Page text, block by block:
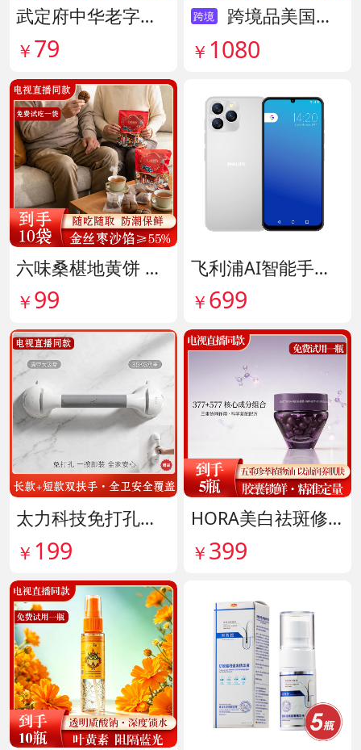
武定府中华老字号酱香八宝菜超值组 货号142007
￥ 79
跨境
跨境品美国拜滋牛黄安神宝 货号141775
￥ 1080
六味桑椹地黄饼 货号142090
￥ 99
飞利浦AI智能手机 货号141882
￥ 699
太力科技免打孔多功能能安全扶手 货号142101
￥ 199
HORA美白祛斑修护精华油 货号141999
￥ 399